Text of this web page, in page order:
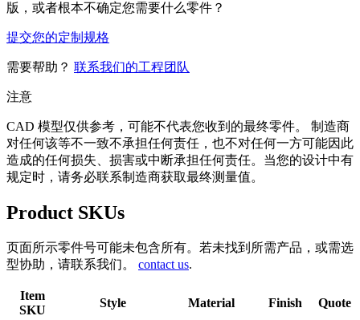
版，或者根本不确定您需要什么零件？
提交您的定制规格
需要帮助？ 联系我们的工程团队
注意
CAD 模型仅供参考，可能不代表您收到的最终零件。 制造商
对任何该等不一致不承担任何责任，也不对任何一方可能因此
造成的任何损失、损害或中断承担任何责任。当您的设计中有
规定时，请务必联系制造商获取最终测量值。
Product SKUs
页面所示零件号可能未包含所有。若未找到所需产品，或需选
型协助，请联系我们。 contact us.
Item
SKU
Style Material Finish
Quote